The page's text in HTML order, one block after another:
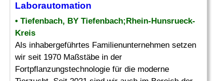
Laborautomation
• Tiefenbach, BY Tiefenbach;Rhein-Hunsrueck-
Kreis
Als inhabergeführtes Familienunternehmen setzen
wir seit 1970 Maßstäbe in der
Fortpflanzungstechnologie für die moderne